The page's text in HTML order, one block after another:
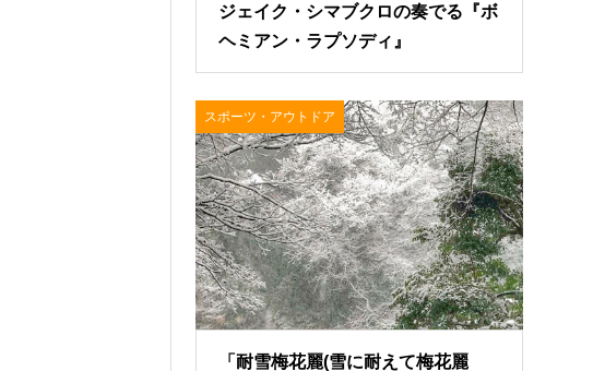
ジェイク・シマブクロの奏でる『ボ
ヘミアン・ラプソディ』
スポーツ・アウトドア
「耐雪梅花麗(雪に耐えて梅花麗